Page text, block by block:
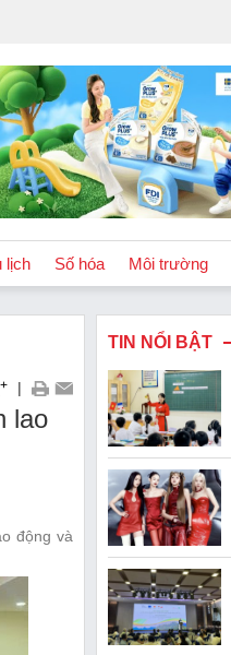
lịch Số hóa Môi trường
+ |
lao
động và
TIN NỔI BẬT